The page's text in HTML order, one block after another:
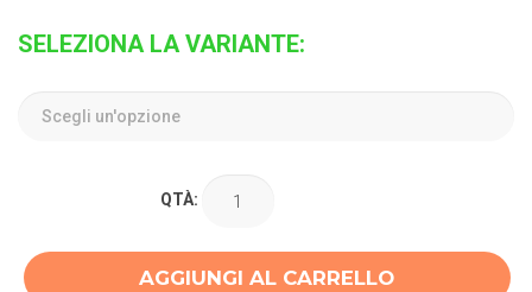
SELEZIONA LA VARIANTE:
QTÀ:
AGGIUNGI AL CARRELLO